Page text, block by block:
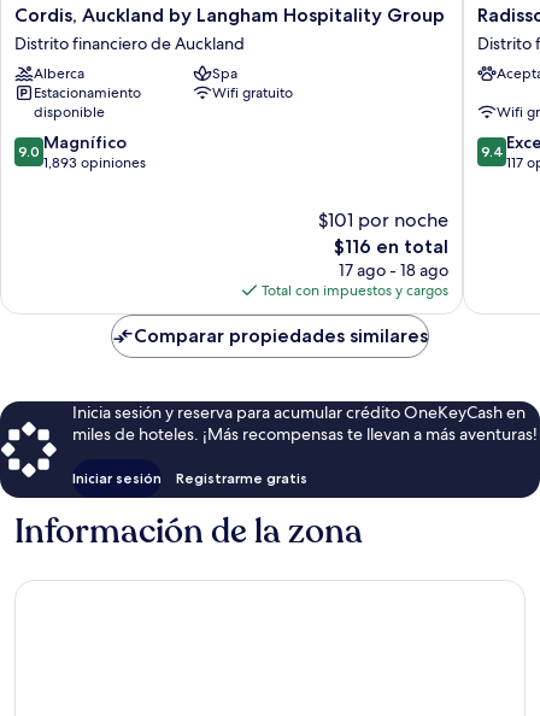
Cordis,
Auckland
by
Langham
Hospitality
Group
Distrito
financiero
Cordis, Auckland by Langham Hospitality Group
Distrito financiero de Auckland
Alberca
Spa
Estacionamiento
disponible
Wifi gratuito
9.0
de
9.0 Magnífico
1,893 opiniones
$101 por noche
El
precio
actual
es
de
$116
$116 en total
17 ago - 18 ago
Total con impuestos y cargos
RED
Distrito
de
Distrito
Wifi
9.4
de
9.4
117
Comparar propiedades similares
Inicia sesión y reserva para acumular crédito OneKeyCash en
miles de hoteles. ¡Más recompensas te llevan a más aventuras!
Iniciar sesión Registrarme gratis
Información de la zona